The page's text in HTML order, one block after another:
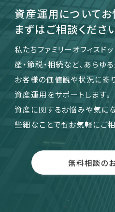
資産運用についてお
まずはご相談くださ
私たちファミリーオフィスド
産・節税・相続など、あらゆ
お客様の価値観や状況に寄
資産運用をサポートします。
資産に関するお悩みや気に
些細なことでもお気軽にご相
無料相談の